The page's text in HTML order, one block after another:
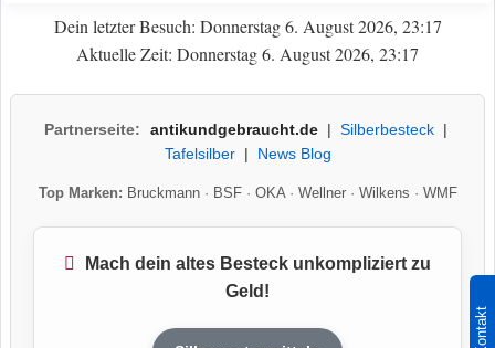
Kontakt
Dein letzter Besuch: Donnerstag 6. August 2026, 23:17
Aktuelle Zeit: Donnerstag 6. August 2026, 23:17
Partnerseite: antikundgebraucht.de| Silberbesteck|
Tafelsilber| News Blog
Top Marken: Bruckmann· BSF· OKA· Wellner· Wilkens · WMF
Mach dein altes Besteck unkompliziert zu
Geld!